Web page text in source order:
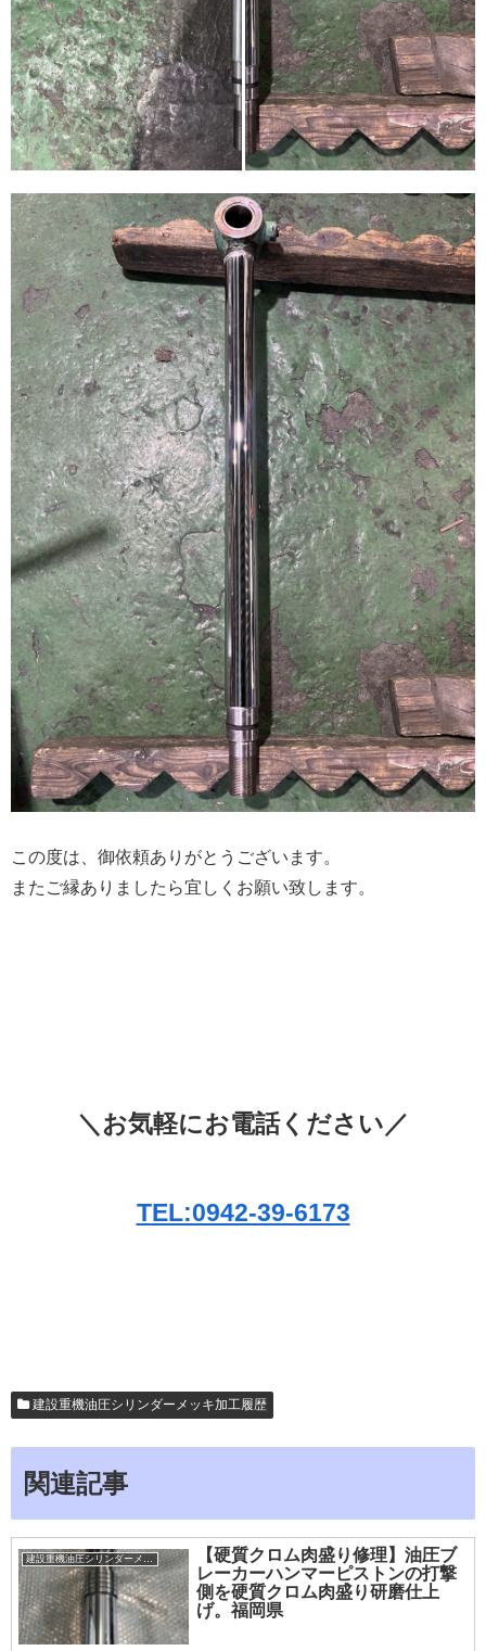
この度は、御依頼ありがとうございます。
またご縁ありましたら宜しくお願い致します。
＼お気軽にお電話ください／
TEL:0942-39-6173
建設重機油圧シリンダーメッキ加工履歴
関連記事
【硬質クロム肉盛り修理】油圧ブ
レーカーハンマーピストンの打撃
側を硬質クロム肉盛り研磨仕上
げ。福岡県